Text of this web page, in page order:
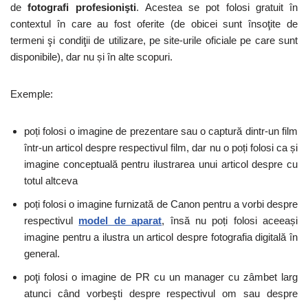
defotografi profesionişti. Acestea se pot folosi gratuit în
contextul în care au fost oferite (de obicei sunt însoţite de
termeni şi condiţii de utilizare, pe site-urile oficiale pe care sunt
disponibile), dar nu și în alte scopuri.
Exemple:
poți folosi o imagine de prezentare sau o captură dintr-un film
într-un articol despre respectivul film, dar nu o poți folosi ca și
imagine conceptuală pentru ilustrarea unui articol despre cu
totul altceva
poți folosi o imagine furnizată de Canon pentru a vorbi despre
respectivul model de aparat, însă nu poți folosi aceeași
imagine pentru a ilustra un articol despre fotografia digitală în
general.
poţi folosi o imagine de PR cu un manager cu zâmbet larg
atunci când vorbeşti despre respectivul om sau despre